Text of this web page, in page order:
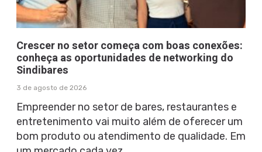
Crescer no setor começa com boas conexões:
conheça as oportunidades de networking do
Sindibares
3 de agosto de 2026
Empreender no setor de bares, restaurantes e
entretenimento vai muito além de oferecer um
bom produto ou atendimento de qualidade. Em